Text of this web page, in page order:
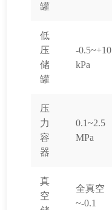
罐
低
压
储
罐
-0.5~+10
kPa
压
力
容
器
0.1~2.5
MPa
真
空
全真空
~-0.1